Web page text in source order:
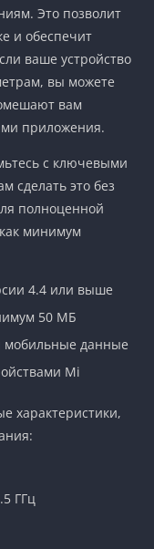
Это позволит
и обеспечит
ваше устройство
вы можете
вам
приложения.
с ключевыми
сделать это без
полноценной
минимум
4.4 или выше
50 МБ
мобильные данные
Mi
характеристики,
ГГц